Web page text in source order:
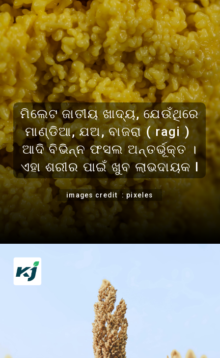
ମିଲେଟ ଜାତୀୟ ଖାଦ୍ୟ, ଯେଉଁଥିରେ
ମାଣ୍ଡିଆ, ଯଅ, ବାଜରା ( ragi )
ଆଦି ବିଭିନ୍ନ ଫସଲ ଅନ୍ତର୍ଭୂକ୍ତ ।
ଏହା ଶରୀର ପାଇଁ ଖୁବ ଲାଭଦାୟକ l
images credit : pixeles